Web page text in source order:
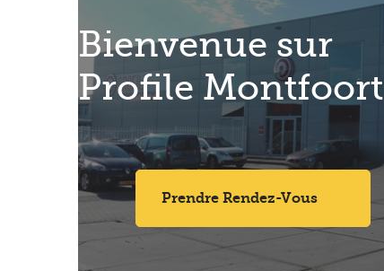
Bienvenue sur
Profile Montfoort
Prendre Rendez-Vous